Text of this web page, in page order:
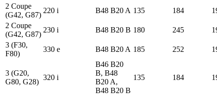
2 Coupe
(G42, G87)
220 i B48 B20 A 135 184
2 Coupe
(G42, G87)
230 i B48 B20 B 180 245
3 (F30,
F80)
330 e B48 B20 A 185 252
3 (G20,
G80, G28)
320 i
B46 B20
B, B48
B20 A,
B48 B20 B
135 184